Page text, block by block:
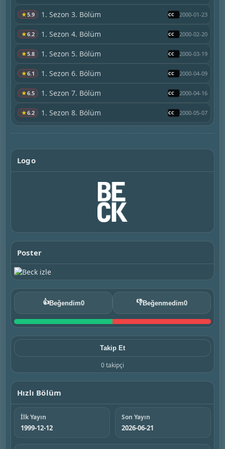
★5.9 1. Sezon 3. Bölüm 2000-01-23
★6.2 1. Sezon 4. Bölüm 2000-02-20
★5.8 1. Sezon 5. Bölüm 2000-03-19
★6.1 1. Sezon 6. Bölüm 2000-04-09
★6.5 1. Sezon 7. Bölüm 2000-04-16
★6.2 1. Sezon 8. Bölüm 2000-05-07
Logo
Poster
👍Beğendim0 👎Beğenmedim0
Takip Et
0 takipçi
Hızlı Bölüm
İlk Yayın
1999-12-12
Son Yayın
2026-06-21